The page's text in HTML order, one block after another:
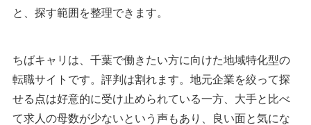
と、探す範囲を整理できます。
ちばキャリは、千葉で働きたい方に向けた地域特化型の
転職サイトです。評判は割れます。地元企業を絞って探
せる点は好意的に受け止められている一方、大手と比べ
て求人の母数が少ないという声もあり、良い面と気にな